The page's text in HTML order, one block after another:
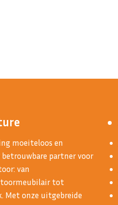
moeiteloos en
partner voor
van
tot
Met onze uitgebreide